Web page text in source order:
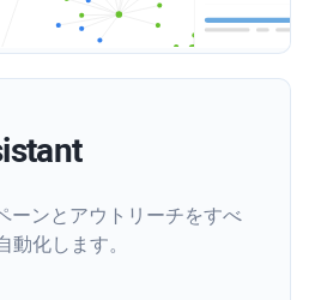
ーンとアウトリーチをすべ
動化します。